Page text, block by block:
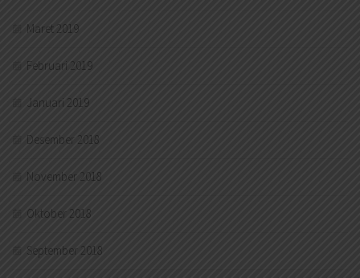
Maret 2019
Februari 2019
Januari 2019
Desember 2018
November 2018
Oktober 2018
September 2018